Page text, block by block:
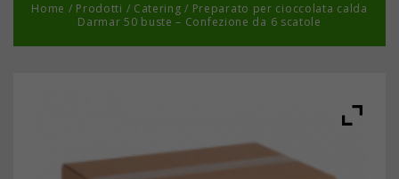
Home / Prodotti / Catering / Preparato per cioccolata calda
Darmar 50 buste – Confezione da 6 scatole